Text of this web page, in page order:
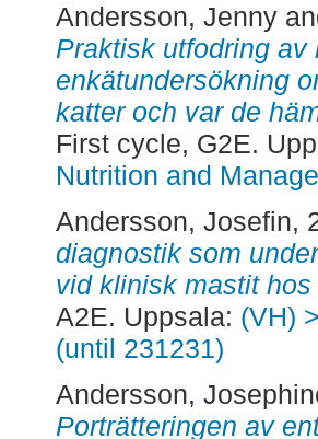
Andersson, Jenny
Praktisk utfodring
enkätundersökning
katter och var de
First cycle, G2E.
Nutrition and
Andersson, Josefin,
diagnostik som
vid klinisk mastit hos
A2E. Uppsala: (VH)
(until 231231)
Andersson,
Porträtteringen av